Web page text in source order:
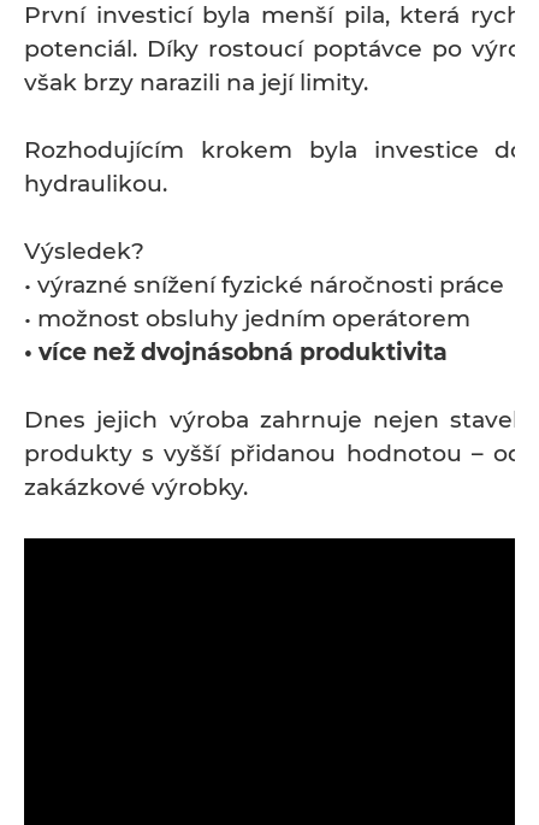
První investicí byla menší pila, která
potenciál. Díky rostoucí poptávce po
však brzy narazili na její limity.
Rozhodujícím krokem byla investice do
hydraulikou.
Výsledek?
• výrazné snížení fyzické náročnosti práce
• možnost obsluhy jedním operátorem
• více než dvojnásobná produktivita
Dnes jejich výroba zahrnuje nejen
produkty s vyšší přidanou hodnotou – od
zakázkové výrobky.